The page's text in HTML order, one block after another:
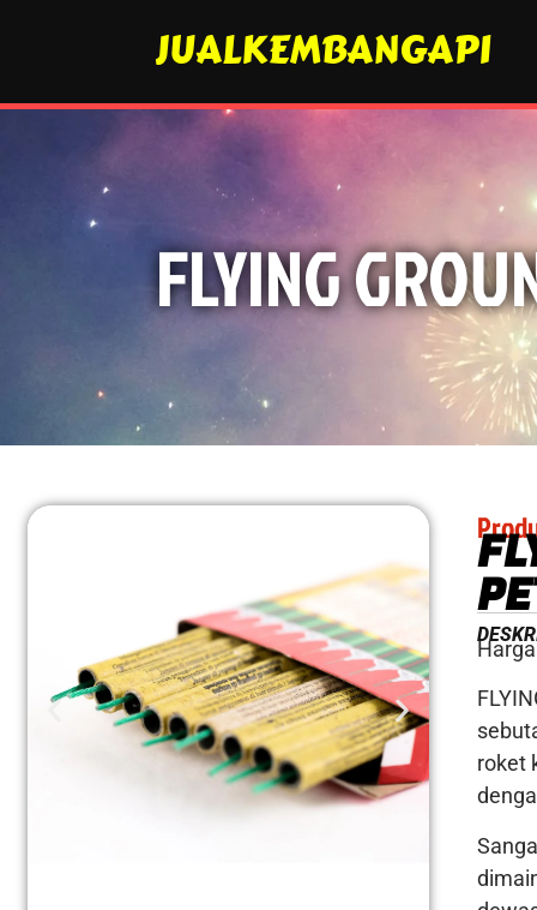
JUALKEMBANGAPI
FLYING
roket